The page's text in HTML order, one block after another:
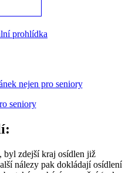
prohlídka
nejen pro seniory
byl zdejší kraj osídlen již
nálezy pak dokládají osídlení